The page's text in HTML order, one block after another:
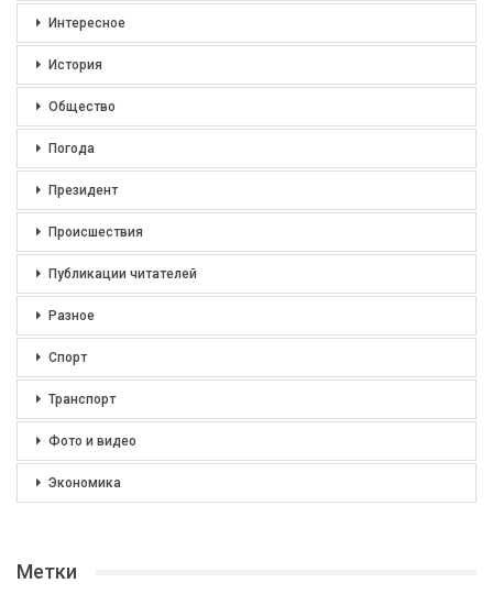
Интересное
История
Общество
Погода
Президент
Происшествия
Публикации читателей
Разное
Спорт
Транспорт
Фото и видео
Экономика
Метки